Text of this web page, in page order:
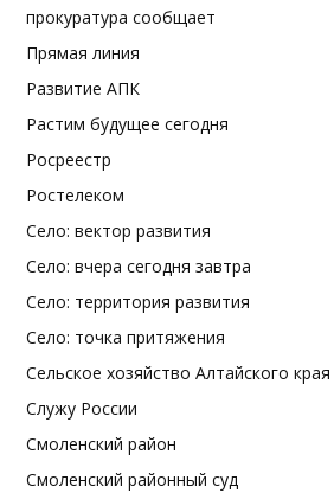
прокуратура сообщает
Прямая линия
Развитие АПК
Растим будущее сегодня
Росреестр
Ростелеком
Село: вектор развития
Село: вчера сегодня завтра
Село: территория развития
Село: точка притяжения
Сельское хозяйство Алтайского края
Служу России
Смоленский район
Смоленский районный суд